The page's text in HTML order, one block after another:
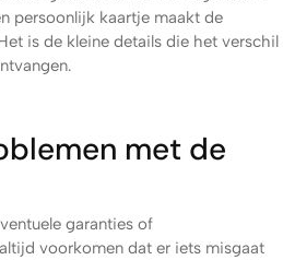
persoonlijk kaartje maakt de
is de kleine details die het verschil
met de
garanties of
voorkomen dat er iets misgaat